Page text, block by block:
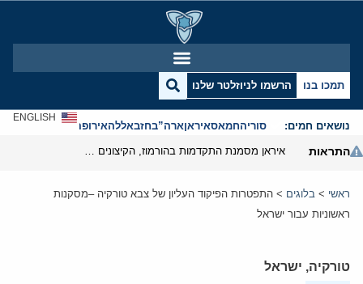
תמכו בנו הרשמו לניוזלטר שלנו
נושאים חמים: סוריהחמאסאיראןארה”בחזבאללהאירופהאנטישמיות
ENGLISH
התראות
ראשי > בלוגים > התפטרות הפיקוד העליון של צבא טורקיה –מסקנות
ראשוניות עבור ישראל
טורקיה, ישראל